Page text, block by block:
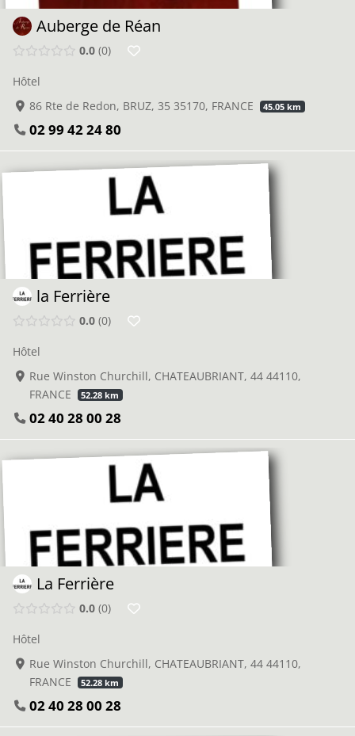
Auberge de Réan
0.0 0
Hôtel
86 Rte de Redon, BRUZ, 35 35170, FRANCE
45.05 km
02 99 42 24 80
la Ferrière
0.0 0
Hôtel
Rue Winston Churchill, CHATEAUBRIANT, 44 44110,
FRANCE
52.28 km
02 40 28 00 28
La Ferrière
0.0 0
Hôtel
Rue Winston Churchill, CHATEAUBRIANT, 44 44110,
FRANCE
52.28 km
02 40 28 00 28